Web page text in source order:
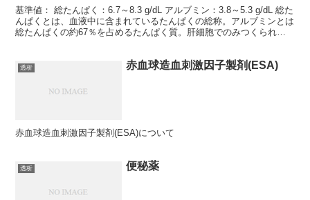
基準値： 総たんぱく：6.7～8.3 g/dL アルブミン：3.8～5.3 g/dL 総た
んぱくとは、血液中に含まれているたんぱくの総称。アルブミンとは
総たんぱくの約67％を占めるたんぱく質。肝細胞でのみつくられ、
透析 赤血球造血刺激因子製剤(ESA)
赤血球造血刺激因子製剤(ESA)について
透析 便秘薬